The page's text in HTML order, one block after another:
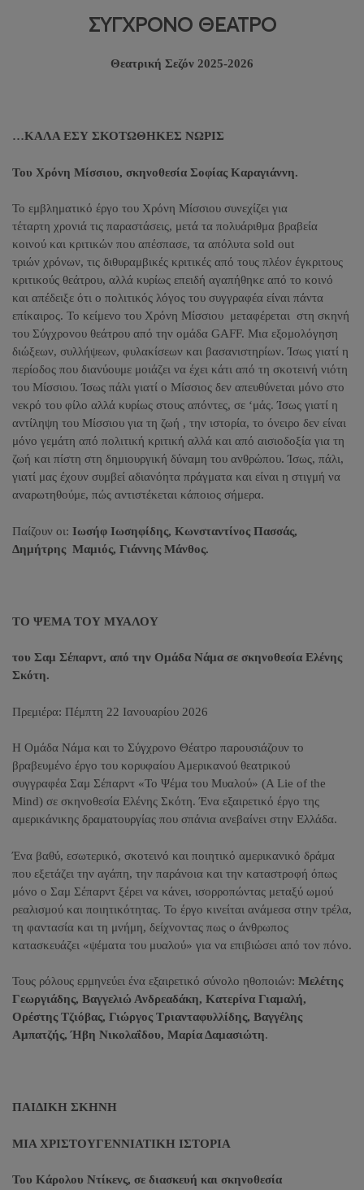
ΣΥΓΧΡΟΝΟ ΘΕΑΤΡΟ
Θεατρική Σεζόν 2025-2026
…ΚΑΛΑ ΕΣΥ ΣΚΟΤΩΘΗΚΕΣ ΝΩΡΙΣ
Του Χρόνη Μίσσιου, σκηνοθεσία Σοφίας Καραγιάννη.
Το εμβληματικό έργο του Χρόνη Μίσσιου συνεχίζει για
τέταρτη χρονιά τις παραστάσεις, μετά τα πολυάριθμα βραβεία
κοινού και κριτικών που απέσπασε, τα απόλυτα sold out
τριών χρόνων, τις διθυραμβικές κριτικές από τους πλέον έγκριτους
κριτικούς θεάτρου, αλλά κυρίως επειδή αγαπήθηκε από το κοινό
και απέδειξε ότι ο πολιτικός λόγος του συγγραφέα είναι πάντα
επίκαιρος. Το κείμενο του Χρόνη Μίσσιου μεταφέρεται στη σκηνή
του Σύγχρονου θεάτρου από την ομάδα GAFF. Μια εξομολόγηση
διώξεων, συλλήψεων, φυλακίσεων και βασανιστηρίων. Ίσως γιατί η
περίοδος που διανύουμε μοιάζει να έχει κάτι από τη σκοτεινή νιότη
του Μίσσιου. Ίσως πάλι γιατί ο Μίσσιος δεν απευθύνεται μόνο στο
νεκρό του φίλο αλλά κυρίως στους απόντες, σε ‘μάς. Ίσως γιατί η
αντίληψη του Μίσσιου για τη ζωή , την ιστορία, το όνειρο δεν είναι
μόνο γεμάτη από πολιτική κριτική αλλά και από αισιοδοξία για τη
ζωή και πίστη στη δημιουργική δύναμη του ανθρώπου. Ίσως, πάλι,
γιατί μας έχουν συμβεί αδιανόητα πράγματα και είναι η στιγμή να
αναρωτηθούμε, πώς αντιστέκεται κάποιος σήμερα.
Παίζουν οι: Ιωσήφ Ιωσηφίδης, Κωνσταντίνος Πασσάς,
Δημήτρης Μαμιός, Γιάννης Μάνθος.
ΤΟ ΨΕΜΑ ΤΟΥ ΜΥΑΛΟΥ
του Σαμ Σέπαρντ, από την Ομάδα Νάμα σε σκηνοθεσία Ελένης
Σκότη.
Πρεμιέρα: Πέμπτη 22 Ιανουαρίου 2026
H Ομάδα Νάμα και το Σύγχρονο Θέατρο παρουσιάζουν το
βραβευμένο έργο του κορυφαίου Αμερικανού θεατρικού
συγγραφέα Σαμ Σέπαρντ «Το Ψέμα του Μυαλού» (Α Lie of the
Mind) σε σκηνοθεσία Ελένης Σκότη. Ένα εξαιρετικό έργο της
αμερικάνικης δραματουργίας που σπάνια ανεβαίνει στην Ελλάδα.
Ένα βαθύ, εσωτερικό, σκοτεινό και ποιητικό αμερικανικό δράμα
που εξετάζει την αγάπη, την παράνοια και την καταστροφή όπως
μόνο ο Σαμ Σέπαρντ ξέρει να κάνει, ισορροπώντας μεταξύ ωμού
ρεαλισμού και ποιητικότητας. Το έργο κινείται ανάμεσα στην τρέλα,
τη φαντασία και τη μνήμη, δείχνοντας πως ο άνθρωπος
κατασκευάζει «ψέματα του μυαλού» για να επιβιώσει από τον πόνο.
Τους ρόλους ερμηνεύει ένα εξαιρετικό σύνολο ηθοποιών: Μελέτης
Γεωργιάδης, Βαγγελιώ Ανδρεαδάκη, Κατερίνα Γιαμαλή,
Ορέστης Τζιόβας, Γιώργος Τριανταφυλλίδης, Βαγγέλης
Αμπατζής, Ήβη Νικολαΐδου, Μαρία Δαμασιώτη.
ΠΑΙΔΙΚΗ ΣΚΗΝΗ
ΜΙΑ ΧΡΙΣΤΟΥΓΕΝΝΙΑΤΙΚΗ ΙΣΤΟΡΙΑ
Του Κάρολου Ντίκενς, σε διασκευή και σκηνοθεσία